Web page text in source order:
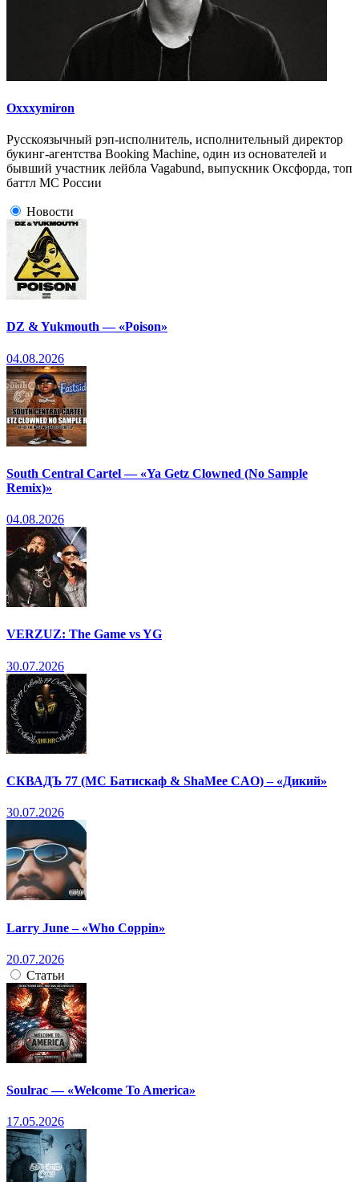
Oxxxymiron
Русскоязычный рэп-исполнитель, исполнительный директор
букинг-агентства Booking Machine, один из основателей и
бывший участник лейбла Vagabund, выпускник Оксфорда, топ
баттл МС России
Новости
DZ & Yukmouth — «Poison»
04.08.2026
South Central Cartel — «Ya Getz Clowned (No Sample
Remix)»
04.08.2026
VERZUZ: The Game vs YG
30.07.2026
СКВАДЪ 77 (МС Батискаф & ShaMee CAO) – «Дикий»
30.07.2026
Larry June – «Who Coppin»
20.07.2026
Статьи
Soulrac — «Welcome To America»
17.05.2026